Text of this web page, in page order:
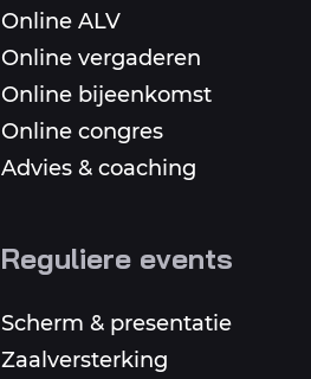
Online ALV
Online vergaderen
Online bijeenkomst
Online congres
Advies & coaching
Reguliere events
Scherm & presentatie
Zaalversterking